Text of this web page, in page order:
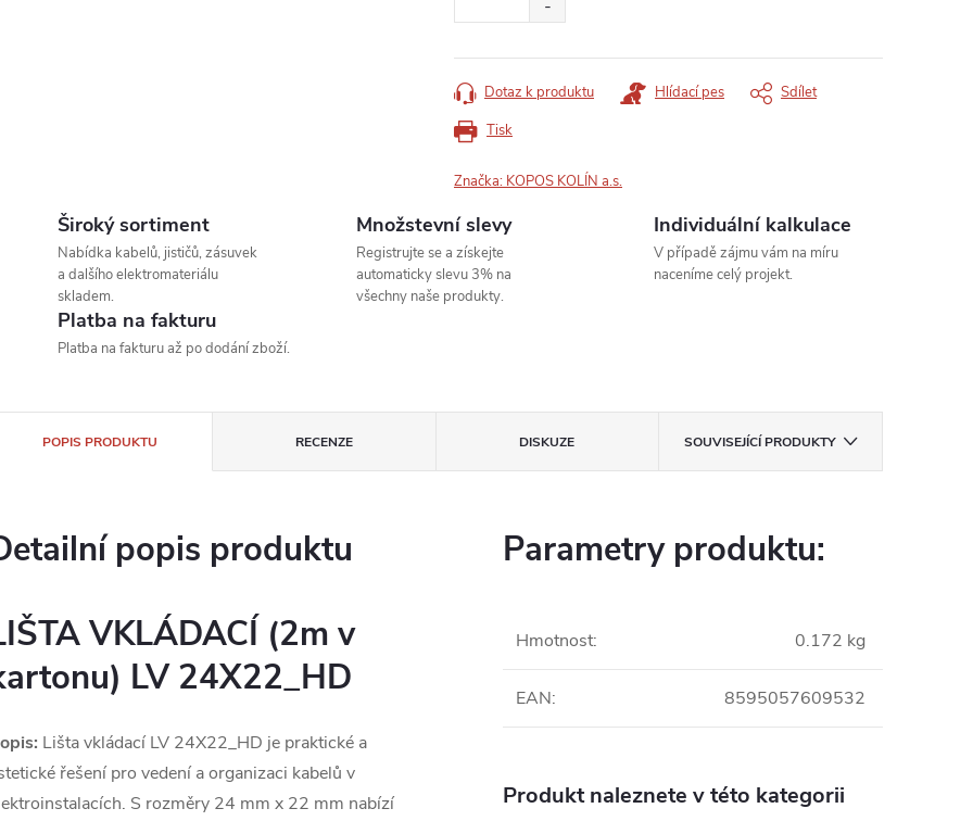
Tisk
Dotaz k produktu Hlídací pes Sdílet
Značka: KOPOS KOLÍN a.s.
Široký sortiment
Nabídka kabelů, jističů, zásuvek
a dalšího elektromateriálu
skladem.
Množstevní slevy
Registrujte se a získejte
automaticky slevu 3% na
všechny naše produkty.
Individuální kalkulace
V případě zájmu vám na míru
naceníme celý projekt.
Platba na fakturu
Platba na fakturu až po dodání zboží.
POPIS PRODUKTU RECENZE DISKUZE SOUVISEJÍCÍ PRODUKTY
popis produktu
VKLÁDACÍ (2m v
LV 24X22_HD
Lišta vkládací LV 24X22_HD je praktické a
řešení pro vedení a organizaci kabelů v
S rozměry 24 mm x 22 mm nabízí
Parametry produktu:
Hmotnost: 0.172 kg
EAN: 8595057609532
Produkt naleznete v této kategorii